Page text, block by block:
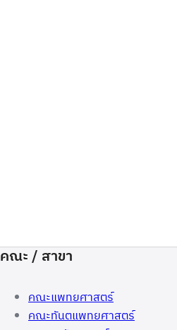
คณะ / สาขา
คณะแพทยศาสตร์
คณะทันตแพทยศาสตร์